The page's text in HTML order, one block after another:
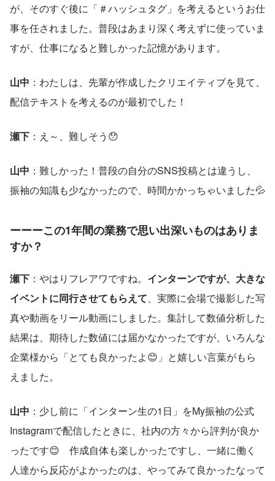
が、そのすぐ後に「＃ハッシュタグ」を考えるというお仕
事を任されました。普段はあまり深く考えずに使っていま
すが、仕事になると難しかった記憶があります。
山中 ：わたしは、先輩が作成したクリエイティブを見て、
配信テキストを考えるのが最初でした！
瀬下 ：え～、難しそう😯
山中 ：難しかった！普段の自分のSNS投稿とは違うし、
振袖の知識も少なかったので、時間かかっちゃいました💦
ーーーこの1年間の業務で思い出深いものはありま
すか？
瀬下 ：やはりフレアワですね。 インターンですが、大きな
イベントに同行させてもらえて 、実際に会場で撮影した写
真や動画をリール動画にしました。集計して数値分析した
結果は、期待した数値には届かなかったですが、いろんな
企業様から「とても良かったよ😊」と嬉しい言葉がもら
えました。
山中 ：少し前に「インターン生の1日」をMy振袖の公式
Instagramで配信したときに、社内の方々から評判が良か
ったです😊　作成自体も楽しかったですし、一緒に働く
人達から反応がよかったのは、やってみて良かったなって